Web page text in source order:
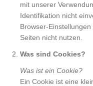
mit unserer
Identifikation nicht
Browser-
Seiten nicht nutzen.
Was sind Cookies?
Was ist ein Cookie?
Ein Cookie ist eine